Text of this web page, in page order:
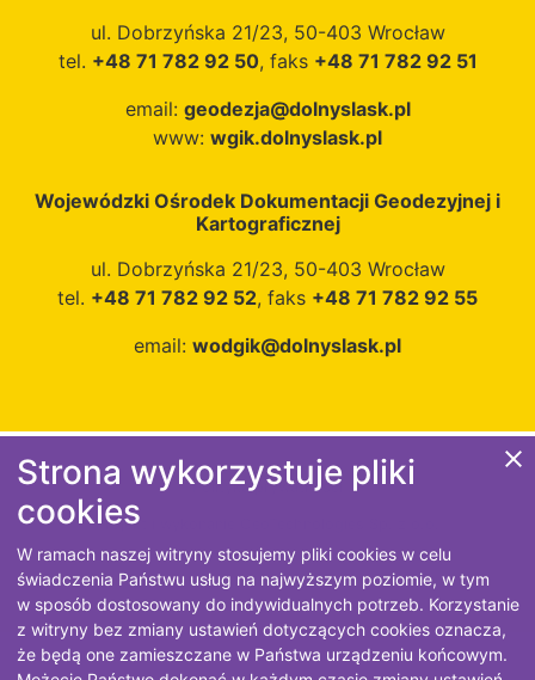
ul. Dobrzyńska 21/23, 50-403 Wrocław
tel. +48 71 782 92 50, faks +48 71 782 92 51
email: geodezja@dolnyslask.pl
www: wgik.dolnyslask.pl
Wojewódzki Ośrodek Dokumentacji Geodezyjnej i
Kartograficznej
ul. Dobrzyńska 21/23, 50-403 Wrocław
tel. +48 71 782 92 52, faks +48 71 782 92 55
email: wodgik@dolnyslask.pl
Polityka prywatności
Projekt i wykonanie
Strona wykorzystuje pliki
cookies
W ramach naszej witryny stosujemy pliki cookies w celu
świadczenia Państwu usług na najwyższym poziomie, w tym
w sposób dostosowany do indywidualnych potrzeb. Korzystanie
z witryny bez zmiany ustawień dotyczących cookies oznacza,
że będą one zamieszczane w Państwa urządzeniu końcowym.
close